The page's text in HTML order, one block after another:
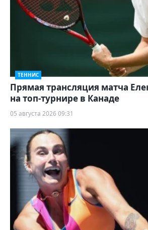
ТЕННИС
Прямая трансляция матча
на топ-турнире в Канаде
05 августа 2026 09:31